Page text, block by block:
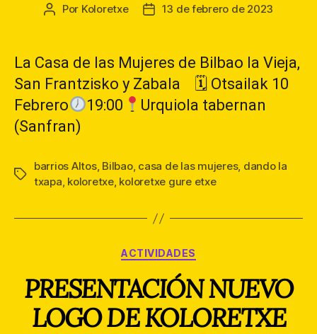
Autor
entrada
Por Koloretxe
Fecha
entrada
13 de febrero de 2023
La Casa de las Mujeres de Bilbao la Vieja,
San Frantzisko y Zabala 🗓 Otsailak 10
Febrero
19:00
Urquiola tabernan
(Sanfran)
Etiquetas
barrios Altos, Bilbao, casa de las mujeres, dando la
txapa, koloretxe, koloretxe gure etxe
Categorías
ACTIVIDADES
PRESENTACIÓN NUEVO
LOGO DE KOLORETXE